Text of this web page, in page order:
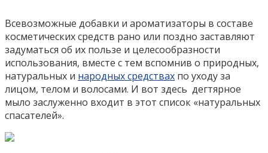
Всевозможные добавки и ароматизаторы в составе
косметических средств рано или поздно заставляют
задуматься об их пользе и целесообразности
использования, вместе с тем вспомнив о природных,
натуральных и народных средствах по уходу за
лицом, телом и волосами. И вот здесь дегтярное
мыло заслуженно входит в этот список «натуральных
спасателей».